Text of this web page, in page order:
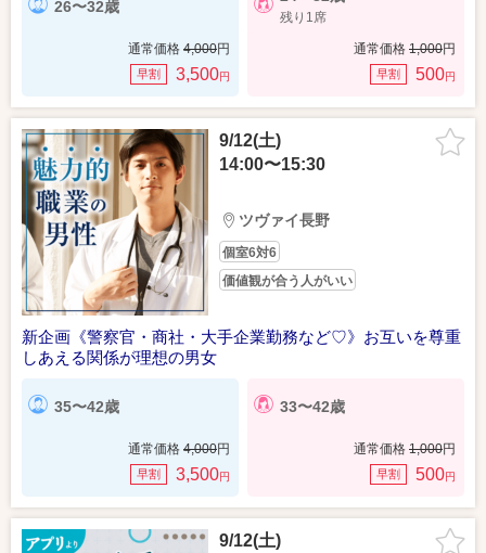
26〜32歳
通常価格 4,000円
早割 3,500円
残り1席
通常価格 1,000円
早割 500円
9/12(土)
14:00〜15:30
ツヴァイ長野
個室6対6
価値観が合う人がいい
新企画《警察官・商社・大手企業勤務など♡》お互いを尊重
しあえる関係が理想の男女
35〜42歳
通常価格 4,000円
早割 3,500円
33〜42歳
通常価格 1,000円
早割 500円
9/12(土)